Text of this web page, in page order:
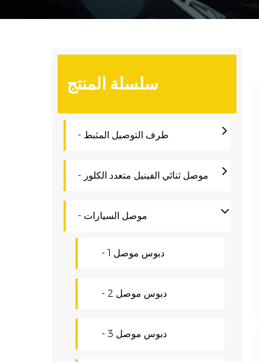
سلسلة المنتج
- طرف التوصيل المثبط
- موصل ثنائي الفينيل متعدد الكلور
- موصل السيارات
- 1 دبوس موصل
- دبوس موصل 2
- دبوس موصل 3